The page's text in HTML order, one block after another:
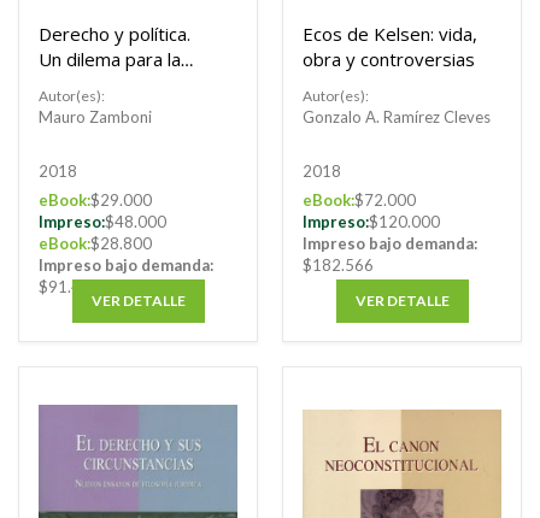
Derecho y política.
Un dilema para la
contemporánea
Autor(es):
Mauro Zamboni
2018
eBook:$29.000
Impreso:$48.000
eBook:$28.800
Impreso bajo demanda:
$91.408
VER DETALLE
Ecos de Kelsen: vida,
obra y controversias
Autor(es):
Gonzalo A. Ramírez Cleves
2018
eBook:$72.000
Impreso:$120.000
Impreso bajo demanda:
$182.566
VER DETALLE